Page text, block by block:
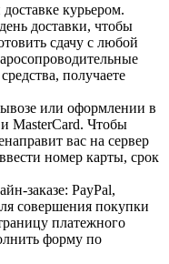
курьером.
доставки, чтобы
сдачу с любой
получаете
или оформлении в
MasterCard. Чтобы
вас на сервер
номер карты, срок
заказе: PayPal,
совершения покупки
платежного
форму по